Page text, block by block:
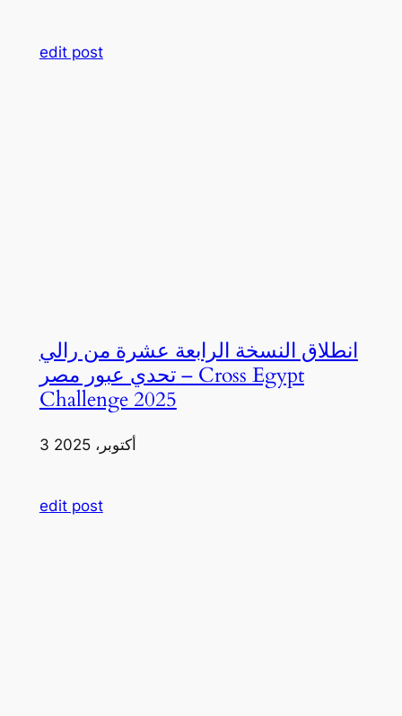
edit post
انطلاق النسخة الرابعة عشرة من رالي
تحدي عبور مصر – Cross Egypt
Challenge 2025
3 أكتوبر، 2025
edit post